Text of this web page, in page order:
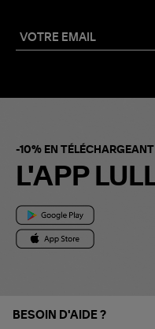
-10% EN TÉLÉCHARGEANT
L'APP
BESOIN D'AIDE ?